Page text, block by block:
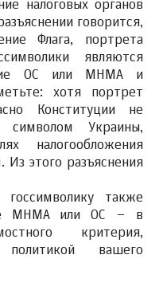
налоговых органов
говорится,
Флага, портрета
являются
ОС или МНМА и
хотя портрет
Конституции не
символом Украины,
налогообложения
этого разъяснения
госсимволику также
МНМА или ОС – в
критерия,
политикой вашего